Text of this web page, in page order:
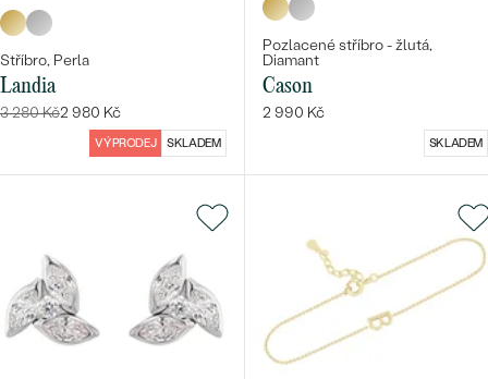
Stříbro, Perla
Landia
3 280 Kč2 980 Kč
VÝPRODEJ SKLADEM
Pozlacené stříbro - žlutá,
Diamant
Cason
2 990 Kč
SKLADEM